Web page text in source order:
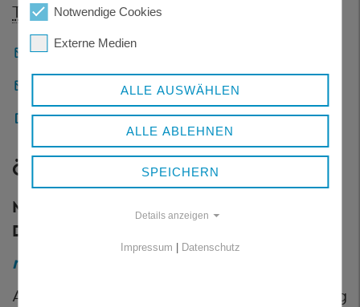
Telefax:+ 49 8551 57-4506
Landratsamt Freyung-Grafenau
Pressestelle
Sicheres Kontaktformular
ÖFFNUNGSZEITEN
Montag bis Freitag:
8.00 bis 12.00 Uhr
Donnerstag:
nur nach telefonischer Vereinbarung!
Ausnahmen: Kfz-Zulassungsstellen Freyung
Notwendige Cookies
Externe Medien
ALLE AUSWÄHLEN
ALLE ABLEHNEN
SPEICHERN
Details anzeigen
Impressum | Datenschutz